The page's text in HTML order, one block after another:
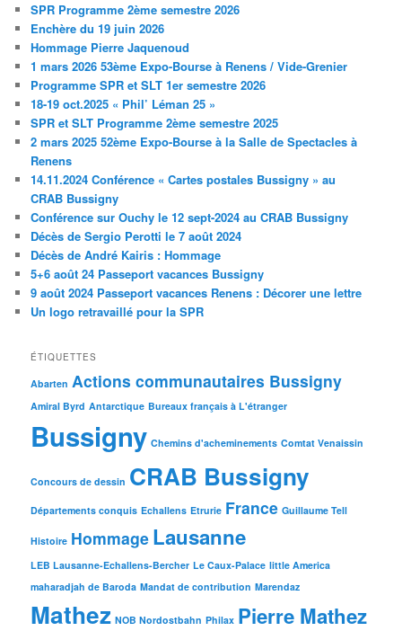
SPR Programme 2ème semestre 2026
Enchère du 19 juin 2026
Hommage Pierre Jaquenoud
1 mars 2026 53ème Expo-Bourse à Renens / Vide-Grenier
Programme SPR et SLT 1er semestre 2026
18-19 oct.2025 « Phil’ Léman 25 »
SPR et SLT Programme 2ème semestre 2025
2 mars 2025 52ème Expo-Bourse à la Salle de Spectacles à
Renens
14.11.2024 Conférence « Cartes postales Bussigny » au
CRAB Bussigny
Conférence sur Ouchy le 12 sept-2024 au CRAB Bussigny
Décès de Sergio Perotti le 7 août 2024
Décès de André Kairis : Hommage
5+6 août 24 Passeport vacances Bussigny
9 août 2024 Passeport vacances Renens : Décorer une lettre
Un logo retravaillé pour la SPR
ÉTIQUETTES
Abarten Actions communautaires Bussigny
Amiral Byrd Antarctique Bureaux français à L'étranger
Bussigny Chemins d'acheminements Comtat Venaissin
Concours de dessin CRAB Bussigny
Départements conquis Echallens Etrurie France Guillaume Tell
Histoire Hommage Lausanne
LEB Lausanne-Echallens-Bercher Le Caux-Palace little America
maharadjah de Baroda Mandat de contribution Marendaz
Mathez NOB Nordostbahn Philax Pierre Mathez